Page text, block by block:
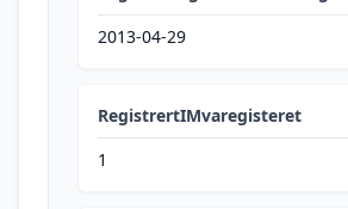
2013-04-29
RegistrertIMvaregisteret
1